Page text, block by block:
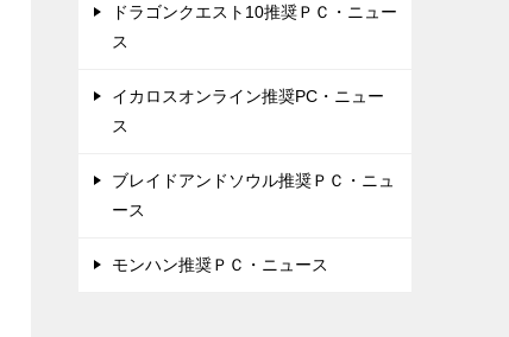
ドラゴンクエスト10推奨ＰＣ・ニュー
ス
イカロスオンライン推奨PC・ニュー
ス
ブレイドアンドソウル推奨ＰＣ・ニュ
ース
モンハン推奨ＰＣ・ニュース